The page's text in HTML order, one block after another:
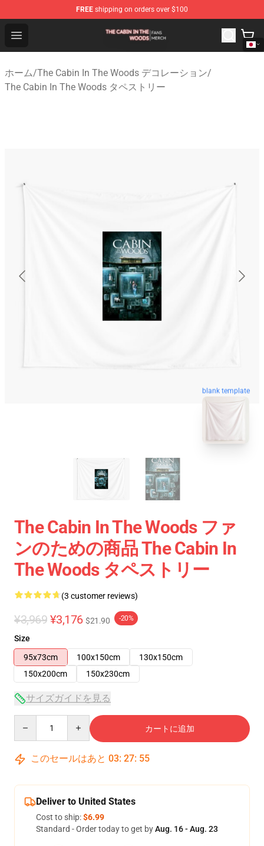
FREE shipping on orders over $100
Open menu
The Cabin In The Woods Shop - Official The Cabin In
ホーム/The Cabin In The Woods デコレーション/
The Cabin In The Woods タペストリー
blank template
The Cabin In The Woods ファ
ンのための商品 The Cabin In
The Woods タペストリー
(3 customer reviews)
¥3,969 ¥3,176 $21.90 -20%
Size
95x73cm
100x150cm
130x150cm
150x200cm
150x230cm
サイズガイドを見る
カートに追加
このセールはあと 03: 27: 54
Deliver to United States
Cost to ship:$6.99
Standard - Order today to get byAug. 16 - Aug. 23